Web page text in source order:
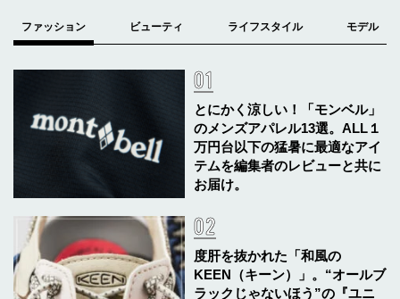
とにかく涼しい！「モンベル」
のメンズアパレル13選。ALL１
万円台以下の猛暑に最適なアイ
テムを編集者のレビューと共に
お届け。
度肝を抜かれた「和風の
KEEN（キーン）」。“オールブ
ラックじゃないほう”の『ユニ